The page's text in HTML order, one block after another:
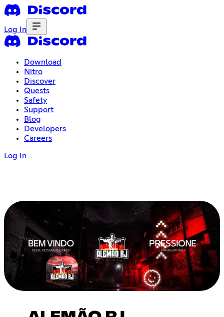
Log In
Download
Nitro
Discover
Quests
Safety
Support
Blog
Developers
Careers
Log In